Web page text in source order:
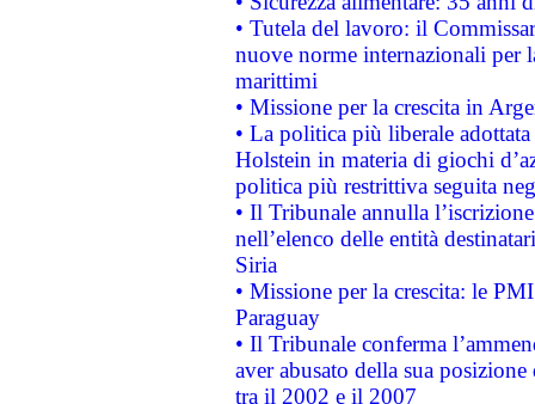
• Tutela del lavoro: il
nuove norme internazionali per
marittimi
• Missione per la crescita in
• La politica più liberale
Holstein in materia di giochi
politica più restrittiva seguita
• Il Tribunale annulla
nell’elenco delle entità
Siria
• Missione per la crescita: le
Paraguay
• Il Tribunale conferma
aver abusato della sua
tra il 2002 e il 2007